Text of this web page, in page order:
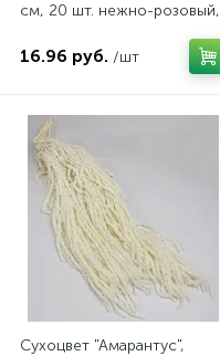
см, 20 шт. нежно-розовый,
16.96 руб. /шт
Сухоцвет "Амарантус",